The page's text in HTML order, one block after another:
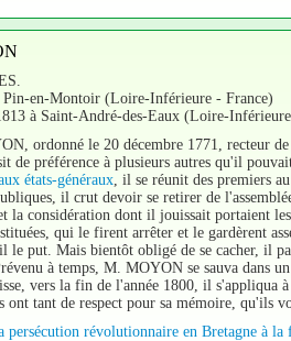
Pin-en-Montoir (Loire-Inférieure - France)
à Saint-André-des-Eaux (Loire-
ordonné le 20 décembre 1771, recteur
de préférence à plusieurs autres qu'il
états-généraux , il se réunit des premiers
il crut devoir se retirer de
la considération dont il jouissait portaient
qui le firent arrêter et le gardèrent
le put. Mais bientôt obligé de se cacher, il
à temps, M. MOYON se sauva dans
vers la fin de l'année 1800, il s'appliqua
ont tant de respect pour sa mémoire, qu'ils
persécution révolutionnaire en Bretagne à